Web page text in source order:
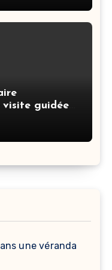
visite guidée
une véranda